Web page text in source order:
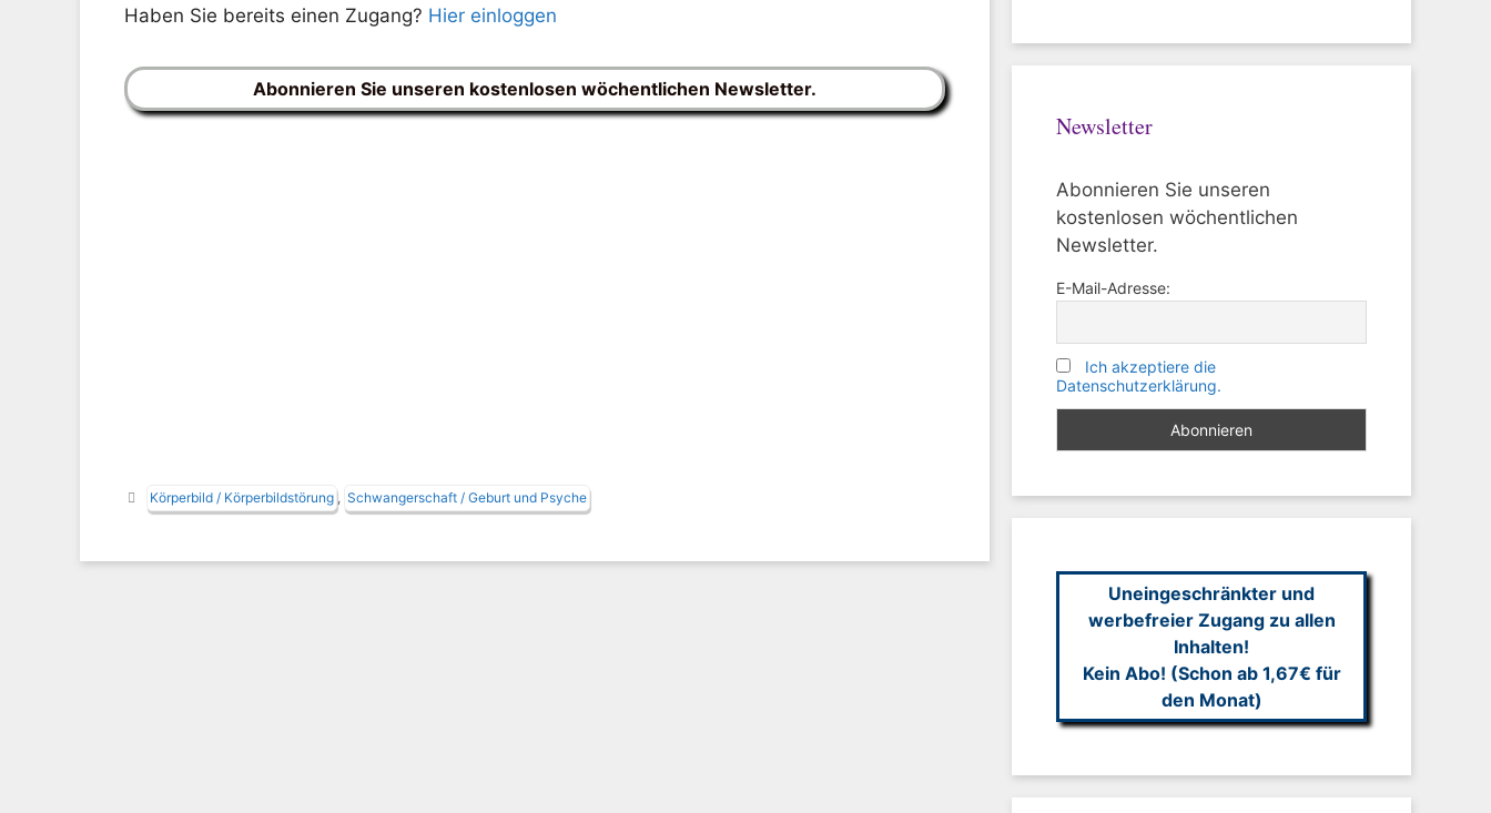
Haben Sie bereits einen Zugang? Hier einloggen
Abonnieren Sie unseren kostenlosen wöchentlichen Newsletter.
Schlagwörter
Körperbild / Körperbildstörung , Schwangerschaft / Geburt und Psyche
Newsletter
Abonnieren Sie unseren
kostenlosen wöchentlichen
Newsletter.
E-Mail-Adresse:
Ich akzeptiere die
Datenschutzerklärung.
Uneingeschränkter und
werbefreier Zugang zu allen
Inhalten!
Kein Abo! (Schon ab 1,67€ für
den Monat)